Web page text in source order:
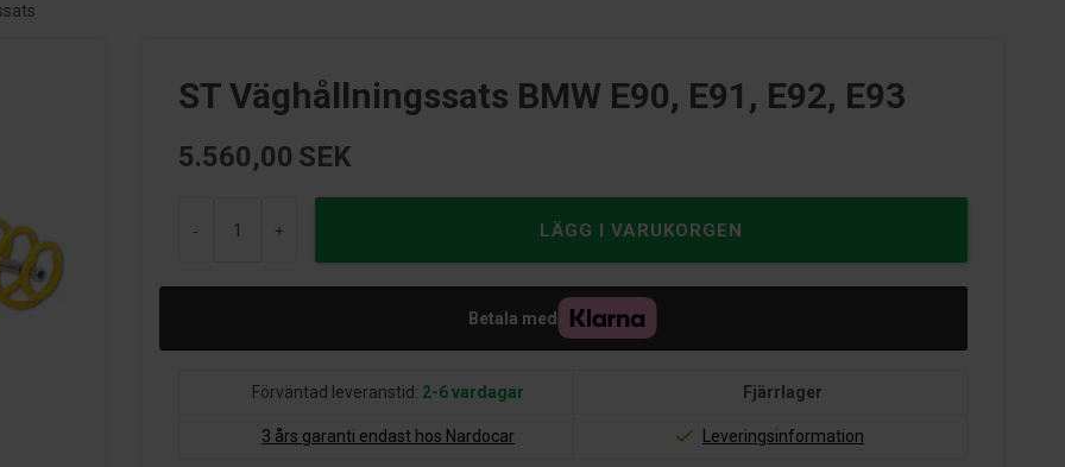
ST Väghållningssats BMW E90, E91, E92, E93
5.560,00 SEK
- +
Betala med
Förväntad leveranstid: 2-6 vardagar Fjärrlager
3 års garanti endast hos Nardocar Leveringsinformation